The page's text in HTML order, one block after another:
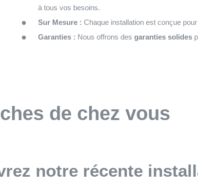
à tous vos besoins.
Sur Mesure : Chaque installation est conçue
Garanties : Nous offrons des garanties solides
de chez vous
notre récente